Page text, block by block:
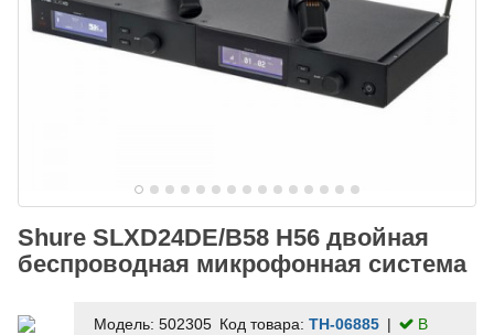
Shure SLXD24DE/B58 H56 двойная
беспроводная микрофонная система
Модель: 502305 Код товара: TH-06885
В